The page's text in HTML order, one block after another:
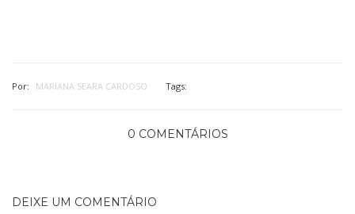
Por: MARIANA SEARA CARDOSO Tags:
0 COMENTÁRIOS
DEIXE UM COMENTÁRIO